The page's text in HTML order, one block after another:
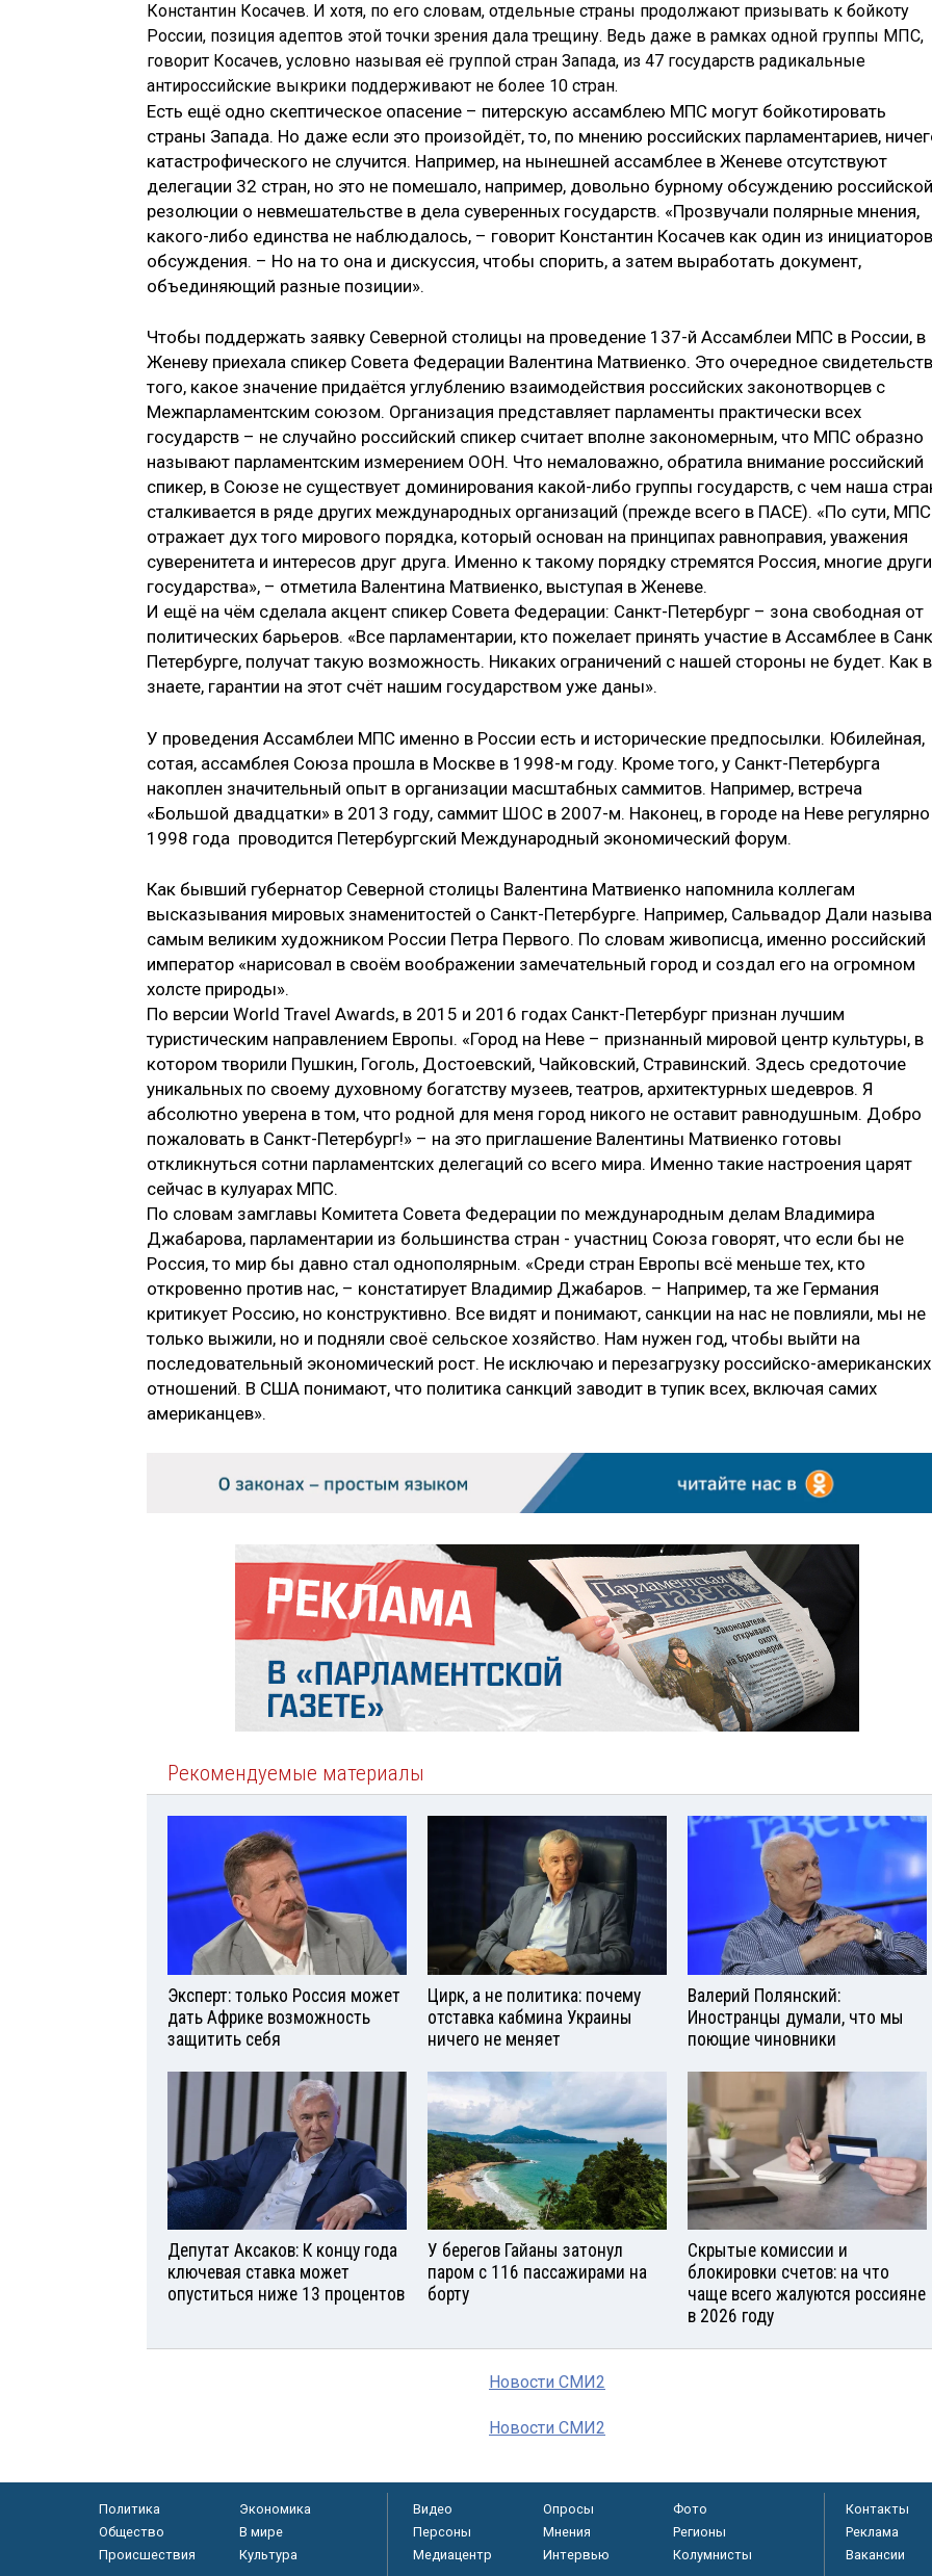
Константин Косачев. И хотя, по его словам, отдельные страны продолжают призывать к бойкоту
России, позиция адептов этой точки зрения дала трещину. Ведь даже в рамках одной группы МПС,
говорит Косачев, условно называя её группой стран Запада, из 47 государств радикальные
антироссийские выкрики поддерживают не более 10 стран.
Есть ещё одно скептическое опасение – питерскую ассамблею МПС могут бойкотировать
страны Запада. Но даже если это произойдёт, то, по мнению российских парламентариев,
катастрофического не случится. Например, на нынешней ассамблее в Женеве отсутствуют
делегации 32 стран, но это не помешало, например, довольно бурному обсуждению российской
резолюции о невмешательстве в дела суверенных государств. «Прозвучали полярные мнения,
какого-либо единства не наблюдалось, – говорит Константин Косачев как один из инициаторов
обсуждения. – Но на то она и дискуссия, чтобы спорить, а затем выработать документ,
объединяющий разные позиции».
Чтобы поддержать заявку Северной столицы на проведение 137-й Ассамблеи МПС в России, в
Женеву приехала спикер Совета Федерации Валентина Матвиенко. Это очередное
того, какое значение придаётся углублению взаимодействия российских законотворцев с
Межпарламентским союзом. Организация представляет парламенты практически всех
государств – не случайно российский спикер считает вполне закономерным, что МПС образно
называют парламентским измерением ООН. Что немаловажно, обратила внимание российский
спикер, в Союзе не существует доминирования какой-либо группы государств, с чем наша
сталкивается в ряде других международных организаций (прежде всего в ПАСЕ). «По сути, МПС
отражает дух того мирового порядка, который основан на принципах равноправия, уважения
суверенитета и интересов друг друга. Именно к такому порядку стремятся Россия, многие
государства», – отметила Валентина Матвиенко, выступая в Женеве.
И ещё на чём сделала акцент спикер Совета Федерации: Санкт-Петербург – зона свободная от
политических барьеров. «Все парламентарии, кто пожелает принять участие в Ассамблее в
Петербурге, получат такую возможность. Никаких ограничений с нашей стороны не будет. Как
знаете, гарантии на этот счёт нашим государством уже даны».
У проведения Ассамблеи МПС именно в России есть и исторические предпосылки. Юбилейная,
сотая, ассамблея Союза прошла в Москве в 1998-м году. Кроме того, у Санкт-Петербурга
накоплен значительный опыт в организации масштабных саммитов. Например, встреча
«Большой двадцатки» в 2013 году, саммит ШОС в 2007-м. Наконец, в городе на Неве
1998 года проводится Петербургский Международный экономический форум.
Как бывший губернатор Северной столицы Валентина Матвиенко напомнила коллегам
высказывания мировых знаменитостей о Санкт-Петербурге. Например, Сальвадор Дали
самым великим художником России Петра Первого. По словам живописца, именно российский
император «нарисовал в своём воображении замечательный город и создал его на огромном
холсте природы».
По версии World Travel Awards, в 2015 и 2016 годах Санкт-Петербург признан лучшим
туристическим направлением Европы. «Город на Неве – признанный мировой центр культуры, в
котором творили Пушкин, Гоголь, Достоевский, Чайковский, Стравинский. Здесь средоточие
уникальных по своему духовному богатству музеев, театров, архитектурных шедевров. Я
абсолютно уверена в том, что родной для меня город никого не оставит равнодушным. Добро
пожаловать в Санкт-Петербург!» – на это приглашение Валентины Матвиенко готовы
откликнуться сотни парламентских делегаций со всего мира. Именно такие настроения царят
сейчас в кулуарах МПС.
По словам замглавы Комитета Совета Федерации по международным делам Владимира
Джабарова, парламентарии из большинства стран - участниц Союза говорят, что если бы не
Россия, то мир бы давно стал однополярным. «Среди стран Европы всё меньше тех, кто
откровенно против нас, – констатирует Владимир Джабаров. – Например, та же Германия
критикует Россию, но конструктивно. Все видят и понимают, санкции на нас не повлияли, мы не
только выжили, но и подняли своё сельское хозяйство. Нам нужен год, чтобы выйти на
последовательный экономический рост. Не исключаю и перезагрузку российско-американских
отношений. В США понимают, что политика санкций заводит в тупик всех, включая самих
американцев».
Рекомендуемые материалы
Эксперт: только Россия может
дать Африке возможность
защитить себя
Цирк, а не политика: почему
отставка кабмина Украины
ничего не меняет
Валерий Полянский:
Иностранцы думали, что мы
поющие чиновники
Депутат Аксаков: К концу года
ключевая ставка может
опуститься ниже 13 процентов
У берегов Гайаны затонул
паром с 116 пассажирами на
борту
Скрытые комиссии и
блокировки счетов: на что
чаще всего жалуются россияне
в 2026 году
Новости СМИ2
Новости СМИ2
Политика
Экономика
Общество
В мире
Происшествия
Культура
Видео Опросы
Фото
Персоны
Мнения
Регионы
Медиацентр
Интервью Колумнисты
Контакты
Реклама
Вакансии